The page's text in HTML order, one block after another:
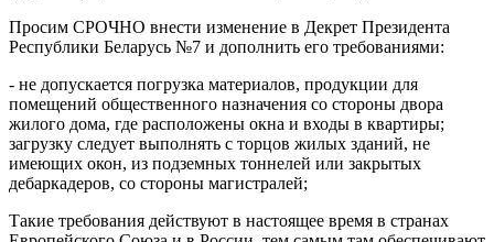
Просим СРОЧНО внести изменение в Декрет Президента
Республики Беларусь №7 и дополнить его требованиями:
- не допускается погрузка материалов, продукции для
помещений общественного назначения со стороны двора
жилого дома, где расположены окна и входы в квартиры;
загрузку следует выполнять с торцов жилых зданий, не
имеющих окон, из подземных тоннелей или закрытых
дебаркадеров, со стороны магистралей;
Такие требования действуют в настоящее время в странах